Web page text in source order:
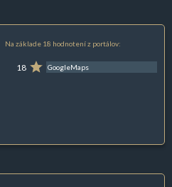
Na základe 18 hodnotení z portálov:
18 GoogleMaps